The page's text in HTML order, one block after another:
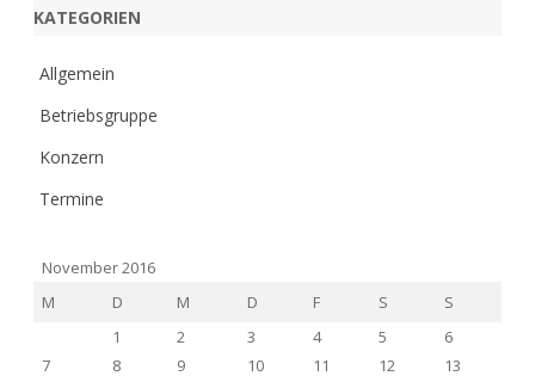
KATEGORIEN
Allgemein
Betriebsgruppe
Konzern
Termine
November 2016
M
D M D F S
S
1
2 3 4 5
6
7
8 9 10 11 12
13